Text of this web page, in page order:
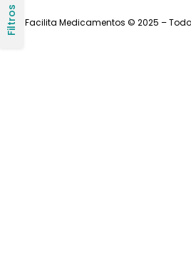
Filtros Facilita Medicamentos © 2025 –